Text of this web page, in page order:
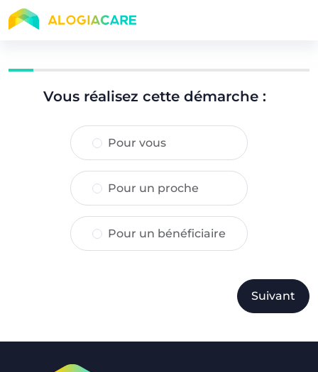
Vous réalisez cette démarche :
Pour vous
Pour un proche
Pour un bénéficiaire
Suivant